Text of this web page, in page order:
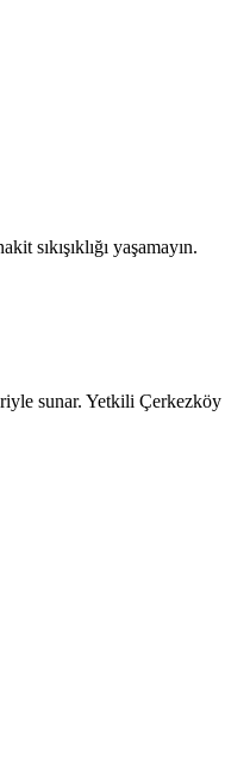
sıkışıklığı yaşamayın.
sunar. Yetkili Çerkezköy